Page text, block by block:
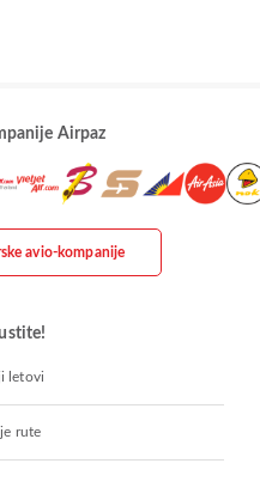
Airpaz
avio-kompanije
letovi
rute